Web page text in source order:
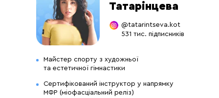
Татарінцева
Майстер спорту з художньої
та естетичної гімнастики
Сертифікований інструктор у напрямку
МФР (міофасціальний реліз)
@tatarintseva.kot
531 тис. підписників